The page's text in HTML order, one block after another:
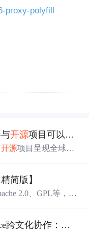
proxy-polyfill
开源项目可以获得的经验和成果，以及涉及到的
开源项目呈现全球化
用等方面的区别，
码安全等方面的
精简版】
2.0、GPL等，阐
和分发开源软件。
how-to-contribute-to-open-source跨文化协作：与全球